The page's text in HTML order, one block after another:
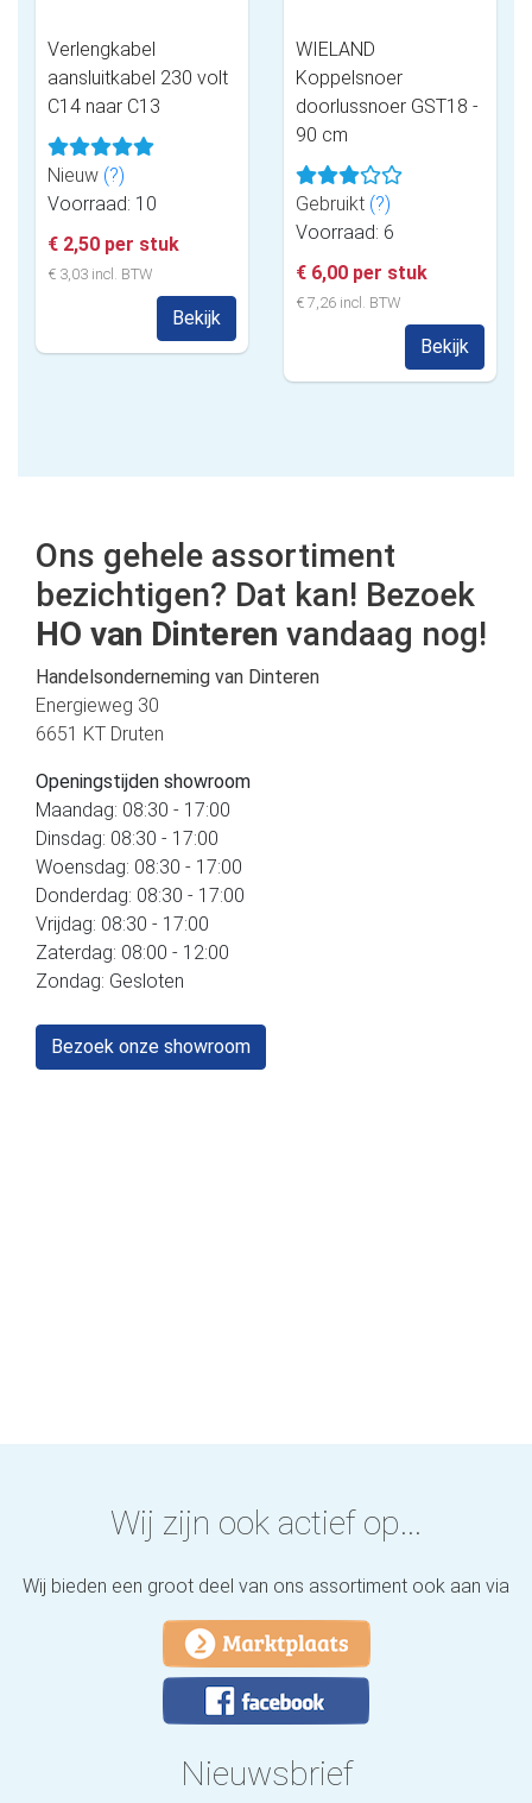
Verlengkabel
aansluitkabel 230 volt
C14 naar C13
Nieuw (?)
Voorraad: 10
€ 2,50 per stuk
€ 3,03 incl. BTW
Bekijk
WIELAND
Koppelsnoer
doorlussnoer GST18 -
90 cm
Gebruikt (?)
Voorraad: 6
€ 6,00 per stuk
€ 7,26 incl. BTW
Bekijk
Ons gehele assortiment
bezichtigen? Dat kan! Bezoek
HO van Dinteren vandaag nog!
Handelsonderneming van Dinteren
Energieweg 30
6651 KT Druten
Openingstijden showroom
Maandag: 08:30 - 17:00
Dinsdag: 08:30 - 17:00
Woensdag: 08:30 - 17:00
Donderdag: 08:30 - 17:00
Vrijdag: 08:30 - 17:00
Zaterdag: 08:00 - 12:00
Zondag: Gesloten
Bezoek onze showroom
Wij zijn ook actief op...
Wij bieden een groot deel van ons assortiment ook aan via
Nieuwsbrief